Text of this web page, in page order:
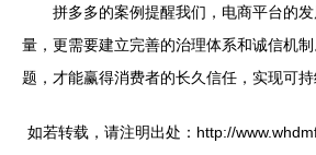
拼多多的案例提醒我们，电商平台的
量，更需要建立完善的治理体系和诚信机
题，才能赢得消费者的长久信任，实现可持
如若转载，请注明出处：http://